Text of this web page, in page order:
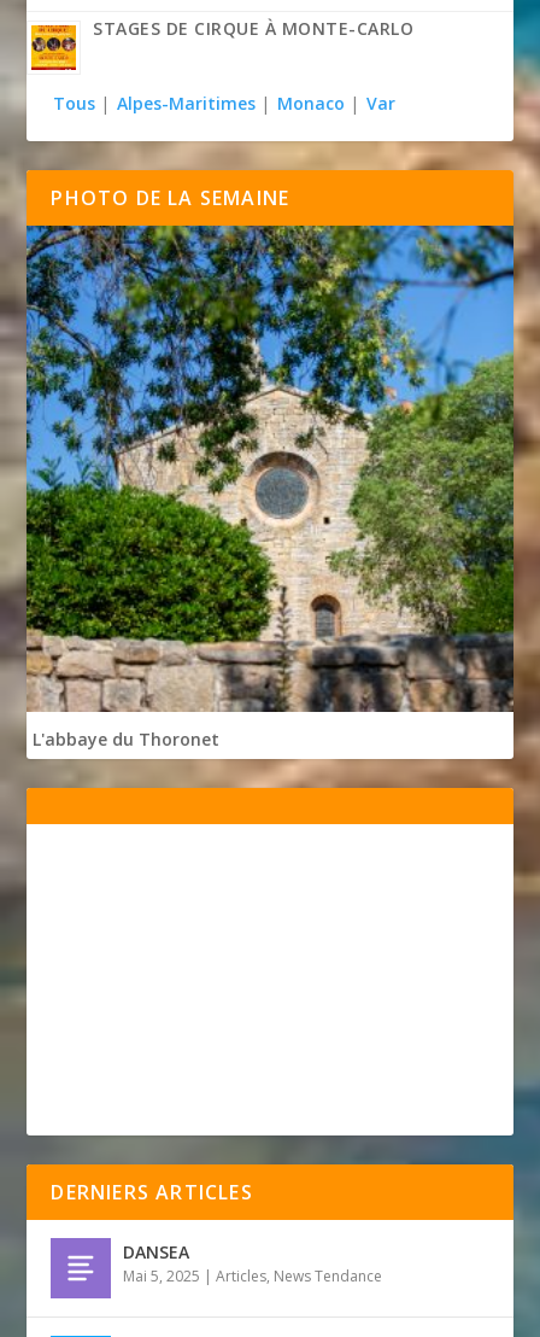
STAGES DE CIRQUE À MONTE-CARLO
Tous | Alpes-Maritimes | Monaco | Var
PHOTO DE LA SEMAINE
L'abbaye du Thoronet
DERNIERS ARTICLES
DANSEA
Mai 5, 2025 |Articles, News Tendance